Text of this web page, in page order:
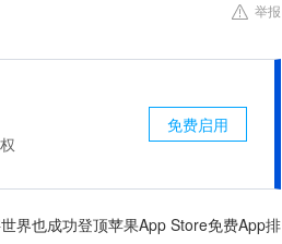
举报
免费启用
界也成功登顶苹果App Store免费App排